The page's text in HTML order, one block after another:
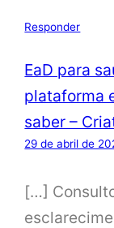
Responder
EaD para
plataforma
saber –
29 de abril de
[…]